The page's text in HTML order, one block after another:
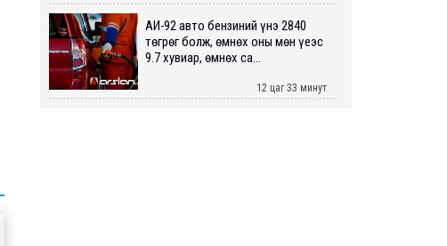
АИ-92 авто бензиний үнэ 2840
төгрөг болж, өмнөх оны мөн үеэс
9.7 хувиар, өмнөх са...
12 цаг 33 минут